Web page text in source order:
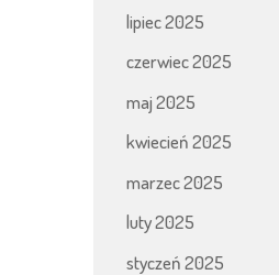
lipiec 2025
czerwiec 2025
maj 2025
kwiecień 2025
marzec 2025
luty 2025
styczeń 2025